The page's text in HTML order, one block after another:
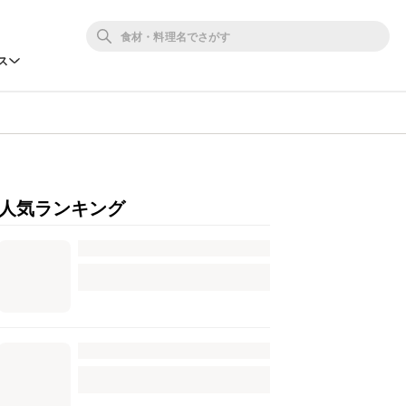
人気ランキング